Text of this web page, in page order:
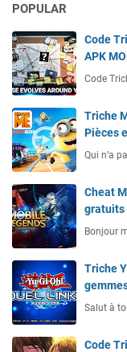
POPULAR
Code
APK
Code
Triche
Pièces
Qui n’a
Cheat
gratuits
Bonjour
Triche
Salut à
Code